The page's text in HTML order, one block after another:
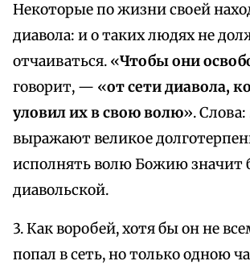
Некоторые по жизни своей
диавола: и о таких людях не
отчаиваться. «Чтобы они
говорит, — «от сети диавола,
уловил их в свою волю». Слова:
выражают великое
исполнять волю Божию значит
диавольской.
3. Как воробей, хотя бы он не
попал в сеть, но только одною